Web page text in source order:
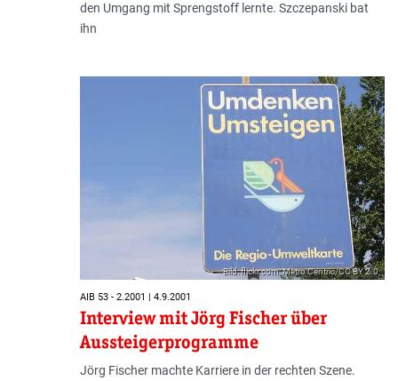
den Umgang mit Sprengstoff lernte. Szczepanski bat
ihn
Bild: flickr.com; Metro Centric/CC BY 2.0
AIB 53 - 2.2001 | 4.9.2001
Interview mit Jörg Fischer über
Aussteigerprogramme
Jörg Fischer machte Karriere in der rechten Szene.